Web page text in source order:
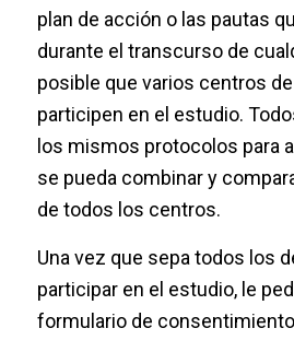
plan de acción o las pautas
durante el transcurso de
posible que varios centros
participen en el estudio.
los mismos protocolos para
se pueda combinar y
de todos los centros.
Una vez que sepa todos los
participar en el estudio, le
formulario de